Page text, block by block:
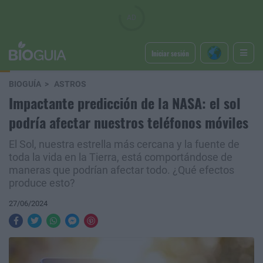
Iniciar sesión
BIOGUÍA ASTROS
Impactante predicción de la NASA: el sol
podría afectar nuestros teléfonos móviles
El Sol, nuestra estrella más cercana y la fuente de
toda la vida en la Tierra, está comportándose de
maneras que podrían afectar todo. ¿Qué efectos
produce esto?
27/06/2024